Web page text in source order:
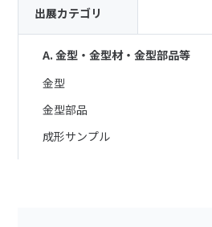
出展カテゴリ
A. 金型・金型材・金型部品等
金型
金型部品
成形サンプル